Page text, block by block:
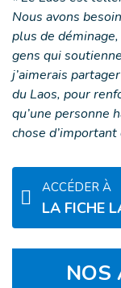
Nous avons
plus de
gens qui
j’aimerais
du Laos, pour
qu’une personne
chose d’important
ACCÉDER À
LA FICHE
NOS